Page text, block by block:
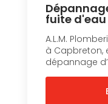
fuite d'eau
A.L.M.
à Capbreton,
dépannage